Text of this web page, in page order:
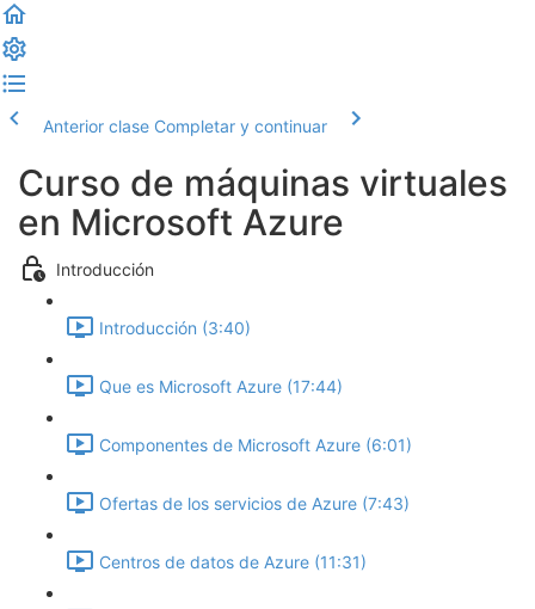
Anterior clase Completar y continuar
Curso de máquinas virtuales
en Microsoft Azure
Introducción
Introducción (3:40)
Que es Microsoft Azure (17:44)
Componentes de Microsoft Azure (6:01)
Ofertas de los servicios de Azure (7:43)
Centros de datos de Azure (11:31)